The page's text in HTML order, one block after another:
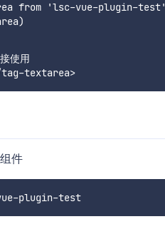
from 'lsc-vue-plugin-test'
使用
件